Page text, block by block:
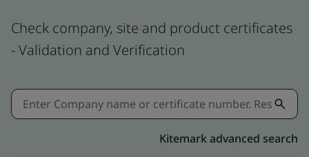
Check company, site and product certificates
- Validation and Verification
Kitemark advanced search